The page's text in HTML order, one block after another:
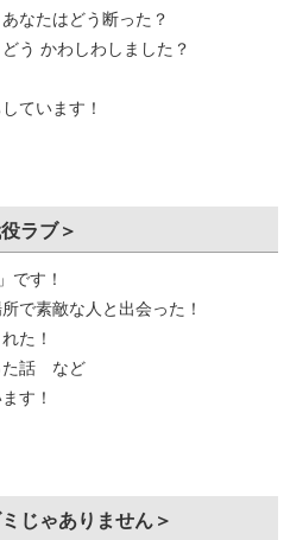
なたはどう断った？
う かわしわしました？
ています！
ラブ＞
です！
で素敵な人と出会った！
た！
た話 など
す！
じゃありません＞